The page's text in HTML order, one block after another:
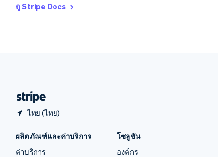
ดู Stripe Docs
ไทย (ไทย)
ItalianoEnglish
ผลิตภัณฑ์และค่าบริการ
ค่าบริการ
โซลูชัน
องค์กร